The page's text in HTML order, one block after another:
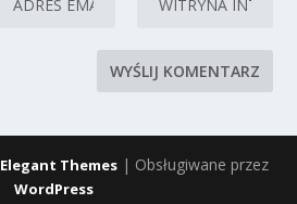
Elegant Themes | Obsługiwane przez
WordPress